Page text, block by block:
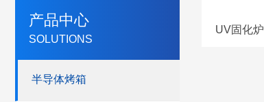
产品中心
SOLUTIONS
半导体烤箱
UV固化炉